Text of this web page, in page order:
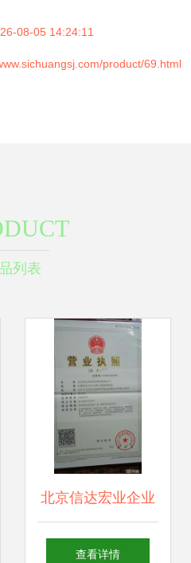
08-05 14:24:11
product/69.html
列表
北京信达宏业企业
管理在施工总承包
查看详情